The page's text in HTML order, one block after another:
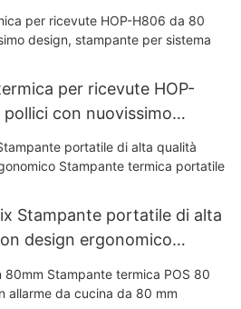
computer USB Stampante
per spedizione Stampante
e codici a barre
per ricevute HOP-
con nuovissimo
sistema POS da 80 mm
Stampante portatile di alta
design ergonomico
da 58 mm